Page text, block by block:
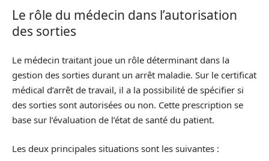
Le rôle du médecin dans l’autorisation
des sorties
Le médecin traitant joue un rôle déterminant dans la
gestion des sorties durant un arrêt maladie. Sur le certificat
médical d’arrêt de travail, il a la possibilité de spécifier si
des sorties sont autorisées ou non. Cette prescription se
base sur l’évaluation de l’état de santé du patient.
Les deux principales situations sont les suivantes :